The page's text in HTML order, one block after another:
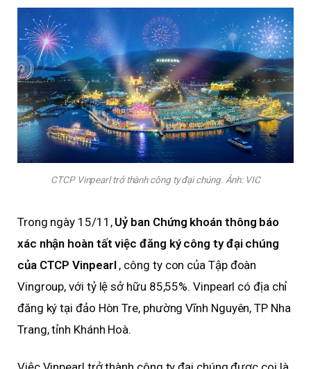
CTCP Vinpearl trở thành công ty đại chúng. Ảnh: VIC
Trong ngày 15/11, Uỷ ban Chứng khoán thông báo
xác nhận hoàn tất việc đăng ký công ty đại chúng
của CTCP Vinpearl , công ty con của Tập đoàn
Vingroup, với tỷ lệ sở hữu 85,55%. Vinpearl có địa chỉ
đăng ký tại đảo Hòn Tre, phường Vĩnh Nguyên, TP Nha
Trang, tỉnh Khánh Hoà.